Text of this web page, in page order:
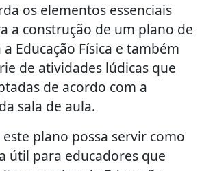
os elementos essenciais
a construção de um plano de
Educação Física e também
de atividades lúdicas que
de acordo com a
sala de aula.
plano possa servir como
útil para educadores que